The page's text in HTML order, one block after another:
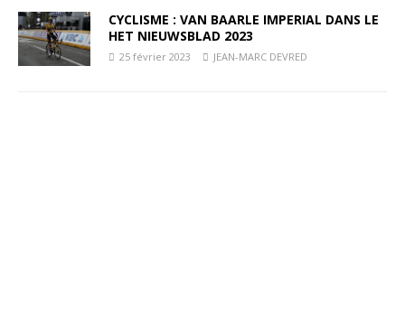
CYCLISME : VAN BAARLE IMPERIAL DANS LE
HET NIEUWSBLAD 2023
25 février 2023 JEAN-MARC DEVRED